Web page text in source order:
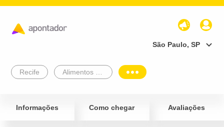
São Paulo, SP
Recife
Informações Como chegar Avaliações